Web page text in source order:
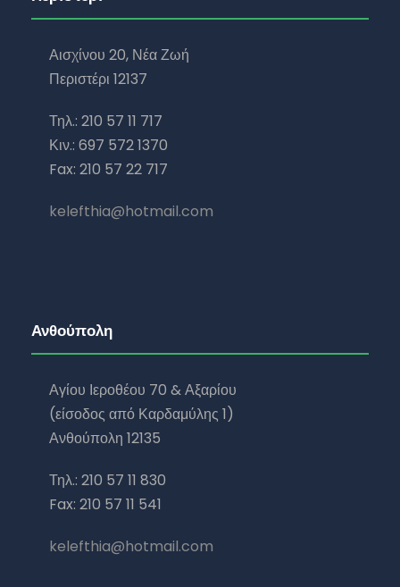
Αισχίνου 20, Νέα Ζωή
Περιστέρι 12137
Τηλ.: 210 57 11 717
Κιν.: 697 572 1370
Fax: 210 57 22 717
kelefthia@hotmail.com
Ανθούπολη
Αγίου Ιεροθέου 70 & Αξαρίου
(είσοδος από Καρδαμύλης 1)
Ανθούπολη 12135
Τηλ.: 210 57 11 830
Fax: 210 57 11 541
kelefthia@hotmail.com